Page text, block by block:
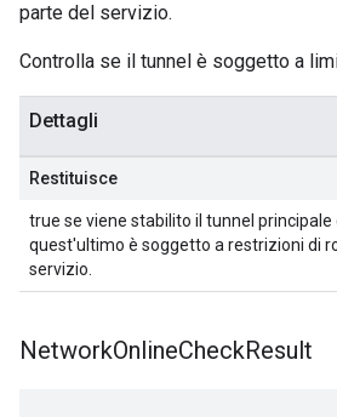
parte del servizio.
Controlla se il tunnel è soggetto a
Dettagli
Restituisce
true se viene stabilito il tunnel principale
quest'ultimo è soggetto a restrizioni di
servizio.
NetworkOnlineCheckResult